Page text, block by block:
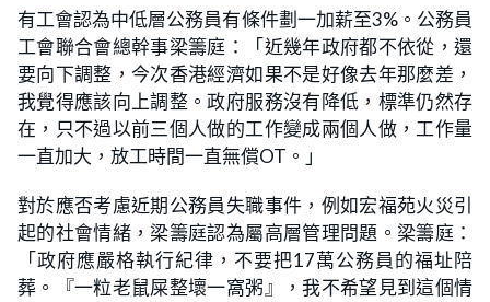
有工會認為中低層公務員有條件劃一加薪至3%。公務員
工會聯合會總幹事梁籌庭：「近幾年政府都不依從，還
要向下調整，今次香港經濟如果不是好像去年那麼差，
我覺得應該向上調整。政府服務沒有降低，標準仍然存
在，只不過以前三個人做的工作變成兩個人做，工作量
一直加大，放工時間一直無償OT。」
對於應否考慮近期公務員失職事件，例如宏福苑火災引
起的社會情緒，梁籌庭認為屬高層管理問題。梁籌庭：
「政府應嚴格執行紀律，不要把17萬公務員的福址陪
葬。『一粒老鼠屎整壞一窩粥』，我不希望見到這個情